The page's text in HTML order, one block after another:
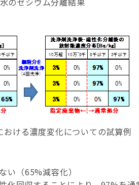
ける濃度変化についての試算例
（65%減容化）